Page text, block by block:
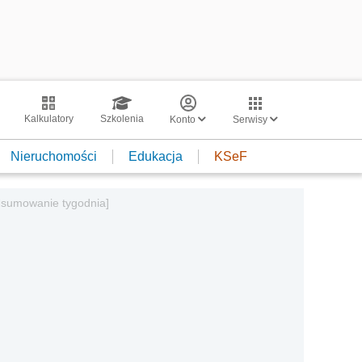
Kalkulatory Szkolenia Konto Serwisy
Nieruchomości Edukacja KSeF
tygodnia]